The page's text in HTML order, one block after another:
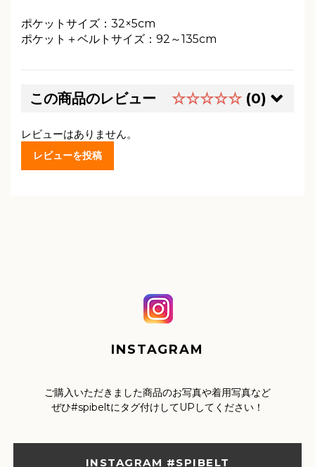
ポケットサイズ：32×5cm
ポケット＋ベルトサイズ：92～135cm
この商品のレビュー ☆☆☆☆☆ (0)
レビューはありません。
レビューを投稿
INSTAGRAM
ご購入いただきました商品のお写真や着用写真など
ぜひ#spibeltにタグ付けしてUPしてください！
INSTAGRAM #SPIBELT